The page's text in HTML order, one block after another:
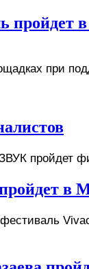
в
при
пройдет
в